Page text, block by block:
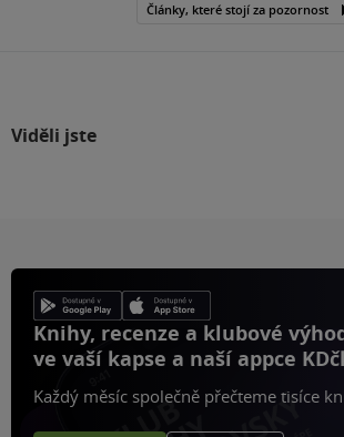
Články, které stojí za pozornost
Viděli jste
Knihy, recenze a klubové
ve vaší kapse a naší appce
Každý měsíc společně přečteme tisíce